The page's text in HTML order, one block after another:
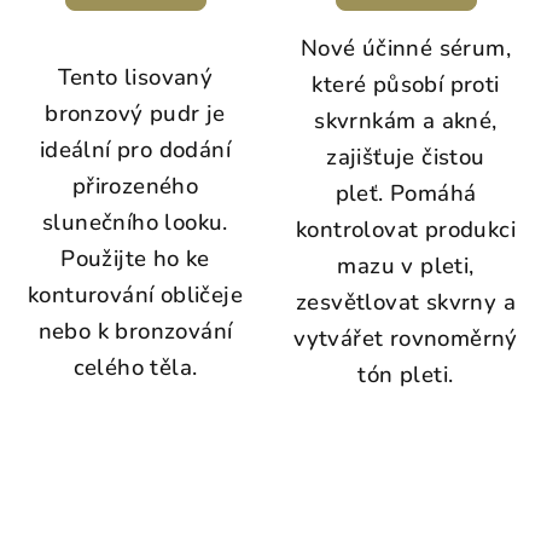
Tento lisovaný
bronzový pudr je
ideální pro dodání
přirozeného
slunečního looku.
Použijte ho ke
konturování obličeje
nebo k bronzování
celého těla.
Nové účinné sérum,
které působí proti
skvrnkám a akné,
zajišťuje čistou
pleť. Pomáhá
kontrolovat produkci
mazu v pleti,
zesvětlovat skvrny a
vytvářet rovnoměrný
tón pleti.